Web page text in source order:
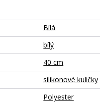
Bílá
bílý
40 cm
silikonové kuličky
Polyester